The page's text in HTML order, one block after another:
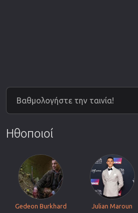
Βαθμολογήστε την ταινία!
Ηθοποιοί
Gedeon Burkhard Julian Maroun